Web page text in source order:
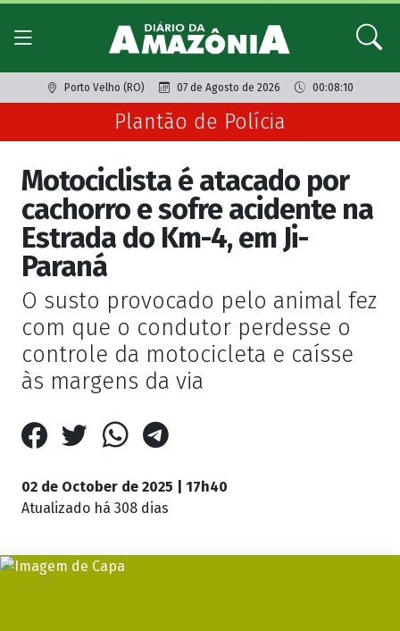
Porto Velho (RO) 07 de Agosto de 2026 00:08:10
Plantão de Polícia
Motociclista é atacado por
cachorro e sofre acidente na
Estrada do Km-4, em Ji-
Paraná
O susto provocado pelo animal fez
com que o condutor perdesse o
controle da motocicleta e caísse
às margens da via
02 de October de 2025 | 17h40
Atualizado há 308 dias